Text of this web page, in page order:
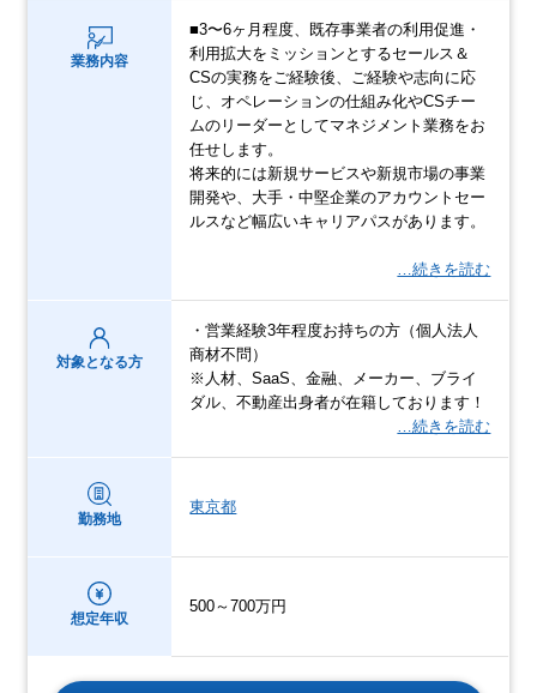
業務内容
■3〜6ヶ月程度、既存事業者の利用促進・
利用拡大をミッションとするセールス＆
CSの実務をご経験後、ご経験や志向に応
じ、オペレーションの仕組み化やCSチー
ムのリーダーとしてマネジメント業務をお
任せします。
将来的には新規サービスや新規市場の事業
開発や、大手・中堅企業のアカウントセー
ルスなど幅広いキャリアパスがあります。
…続きを読む
対象となる方
・営業経験3年程度お持ちの方（個人法人
商材不問）
※人材、SaaS、金融、メーカー、ブライ
ダル、不動産出身者が在籍しております！
…続きを読む
勤務地
東京都
想定年収
500～700万円